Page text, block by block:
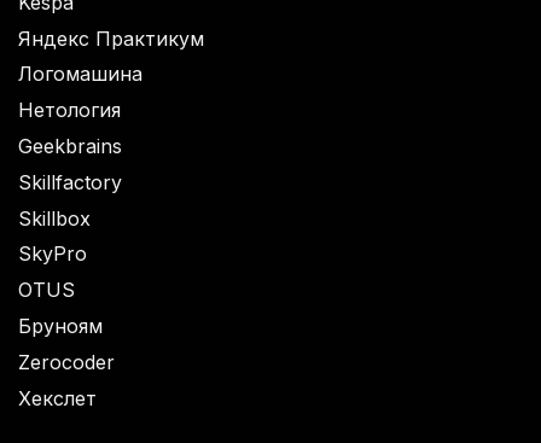
Яндекс Практикум
Логомашина
Нетология
Geekbrains
Skillfactory
Skillbox
SkyPro
OTUS
Бруноям
Zerocoder
Хекслет